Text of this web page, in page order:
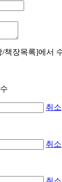
책장목록]에서
취소
취소